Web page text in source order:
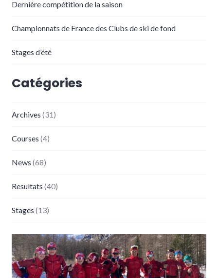
Dernière compétition de la saison
Championnats de France des Clubs de ski de fond
Stages d’été
Catégories
Archives (31)
Courses (4)
News (68)
Resultats (40)
Stages (13)